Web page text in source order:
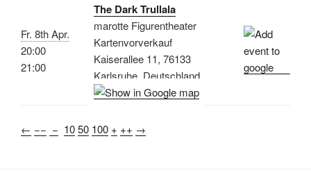
Fr. 8th Apr.
20:00
21:00
The Dark Trullala
marotte Figurentheater
Kartenvorverkauf
Kaiserallee 11, 76133
Karlsruhe, Deutschland
← −− − 1050 100 + ++ →